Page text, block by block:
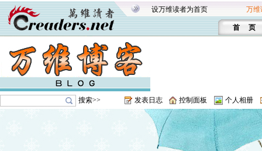
设万维读者为首页 万维
首 页
搜索>> 发表日志 控制面板 个人相册